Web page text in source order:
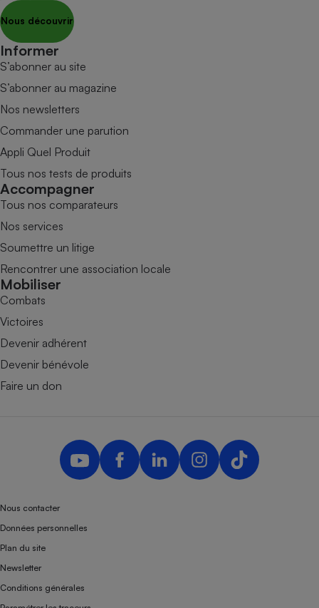
Nous découvrir
Informer
S’abonner au site
S’abonner au magazine
Nos newsletters
Commander une parution
Appli Quel Produit
Tous nos tests de produits
Accompagner
Tous nos comparateurs
Nos services
Soumettre un litige
Rencontrer une association locale
Mobiliser
Combats
Victoires
Devenir adhérent
Devenir bénévole
Faire un don
Nous contacter
Données personnelles
Plan du site
Newsletter
Conditions générales